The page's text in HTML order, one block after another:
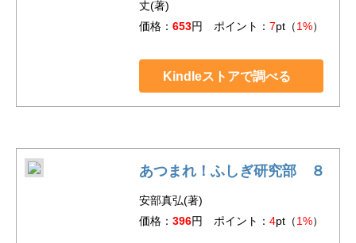
丈(著)
価格： 653円 ポイント： 7pt（1%）
Kindleストアで調べる
あつまれ！ふしぎ研究部 ８
安部真弘(著)
価格： 396円 ポイント： 4pt（1%）